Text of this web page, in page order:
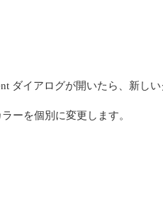
ダイアログが開いたら、新し
ーを個別に変更します。